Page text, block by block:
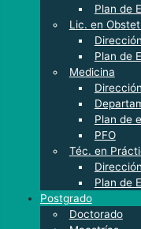
Plan de
Lic. en
Dirección
Plan de
Medicina
Dirección
Plan de
PFO
Téc. en
Dirección
Plan de
Postgrado
Doctorado